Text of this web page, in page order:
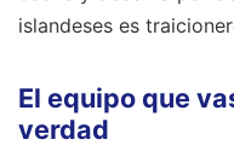
islandeses es
El equipo que
verdad